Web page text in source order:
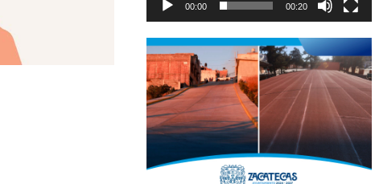
00:00 00:20